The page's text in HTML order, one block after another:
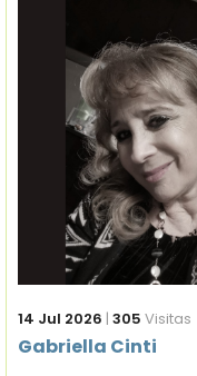
14 Jul 2026 | 305 Visitas
Gabriella Cinti